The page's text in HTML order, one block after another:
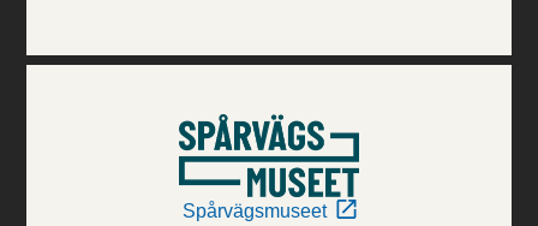
Spårvägsmuseet